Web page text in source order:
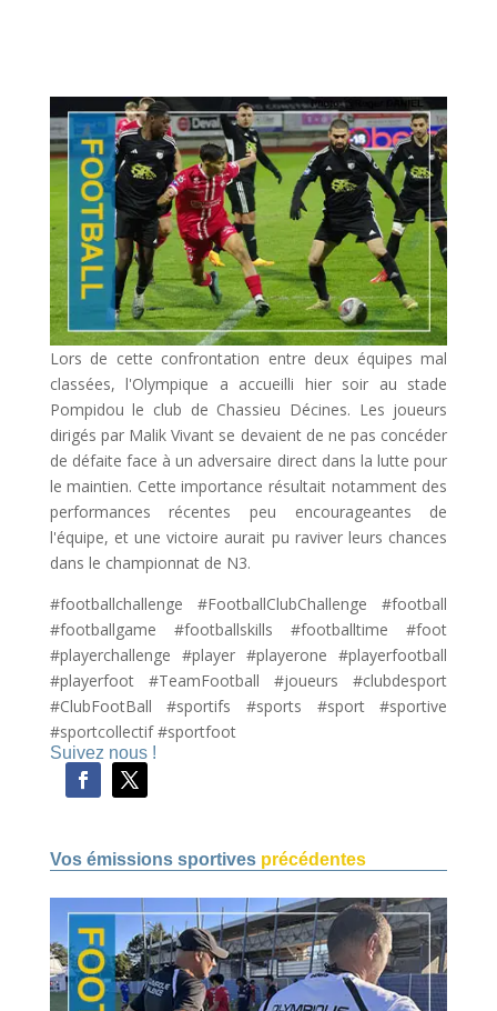
Lors de cette confrontation entre deux équipes mal
classées, l'Olympique a accueilli hier soir au stade
Pompidou le club de Chassieu Décines. Les joueurs
dirigés par Malik Vivant se devaient de ne pas concéder
de défaite face à un adversaire direct dans la lutte pour
le maintien. Cette importance résultait notamment des
performances récentes peu encourageantes de
l'équipe, et une victoire aurait pu raviver leurs chances
dans le championnat de N3.
#footballchallenge #FootballClubChallenge #football
#footballgame #footballskills #footballtime #foot
#playerchallenge #player #playerone #playerfootball
#playerfoot #TeamFootball #joueurs #clubdesport
#ClubFootBall #sportifs #sports #sport #sportive
#sportcollectif #sportfoot
Suivez nous !
Vos émissions sportivesprécédentes